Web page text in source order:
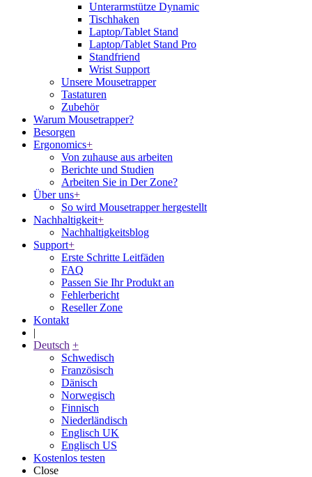
Unterarmstütze Dynamic
Tischhaken
Laptop/Tablet Stand
Laptop/Tablet Stand Pro
Standfriend
Wrist Support
Unsere Mousetrapper
Tastaturen
Zubehör
Warum Mousetrapper?
Besorgen
Ergonomics+
Von zuhause aus arbeiten
Berichte und Studien
Arbeiten Sie in Der Zone?
Über uns+
So wird Mousetrapper hergestellt
Nachhaltigkeit+
Nachhaltigkeitsblog
Support+
Erste Schritte Leitfäden
FAQ
Passen Sie Ihr Produkt an
Fehlerbericht
Reseller Zone
Kontakt
|
Deutsch +
Schwedisch
Französisch
Dänisch
Norwegisch
Finnisch
Niederländisch
Englisch UK
Englisch US
Kostenlos testen
Close